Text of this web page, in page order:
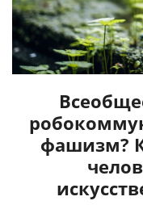
фашизм?